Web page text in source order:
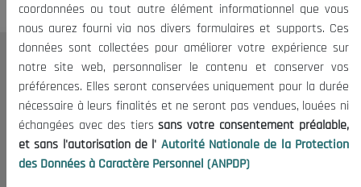
Le CNESE
A Propos
Le président
Organisation
Publications
coordonnées ou tout autre élément informationnel que vous
nous aurez fourni via nos divers formulaires et supports. Ces
données sont collectées pour améliorer votre expérience sur
notre site web, personnaliser le contenu et conserver vos
préférences. Elles seront conservées uniquement pour la durée
nécessaire à leurs finalités et ne seront pas vendues, louées ni
échangées avec des tierssans votre consentement préalable,
et sans l'autorisation de l' Autorité Nationale de la Protection
des Données à Caractère Personnel (ANPDP)